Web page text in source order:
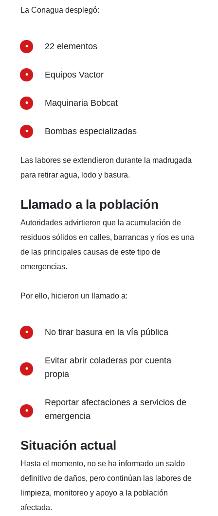
La Conagua desplegó:
22 elementos
Equipos Vactor
Maquinaria Bobcat
Bombas especializadas
Las labores se extendieron durante la madrugada
para retirar agua, lodo y basura.
Llamado a la población
Autoridades advirtieron que la acumulación de
residuos sólidos en calles, barrancas y ríos es una
de las principales causas de este tipo de
emergencias.
Por ello, hicieron un llamado a:
No tirar basura en la vía pública
Evitar abrir coladeras por cuenta
propia
Reportar afectaciones a servicios de
emergencia
Situación actual
Hasta el momento, no se ha informado un saldo
definitivo de daños, pero continúan las labores de
limpieza, monitoreo y apoyo a la población
afectada.